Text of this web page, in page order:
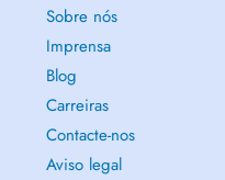
Sobre nós
Imprensa
Blog
Carreiras
Contacte-nos
Aviso legal